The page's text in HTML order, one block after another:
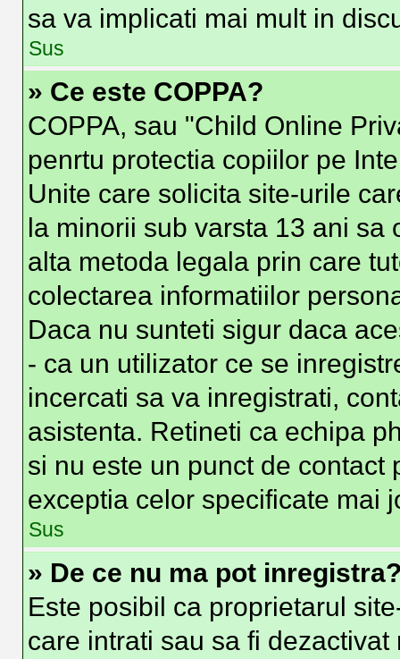
sa va implicati mai mult in
Sus
» Ce este COPPA?
COPPA, sau "Child Online
penrtu protectia copiilor pe
Unite care solicita site-urile
la minorii sub varsta 13 ani sa
alta metoda legala prin care
colectarea informatiilor
Daca nu sunteti sigur daca
- ca un utilizator ce se
incercati sa va inregistrati,
asistenta. Retineti ca echipa
si nu este un punct de
exceptia celor specificate mai
Sus
» De ce nu ma pot
Este posibil ca proprietarul
care intrati sau sa fi